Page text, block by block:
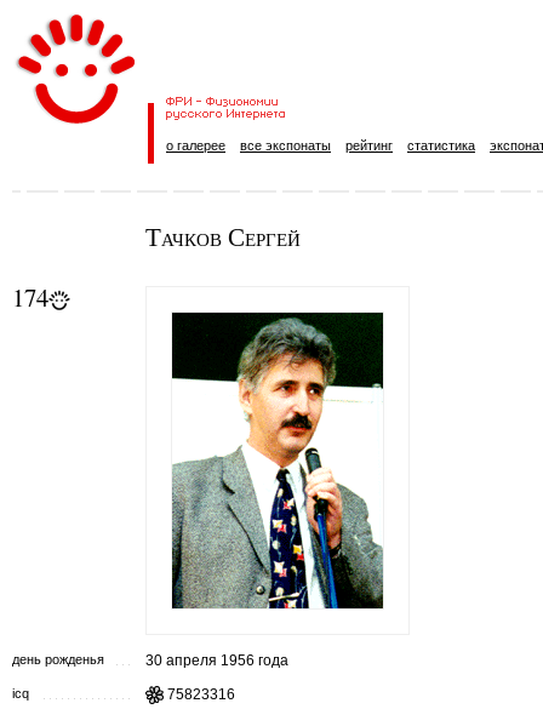
о галерее все экспонаты рейтинг статистика
Тачков Сергей
174
день рожденья 30 апреля 1956 года
icq 75823316